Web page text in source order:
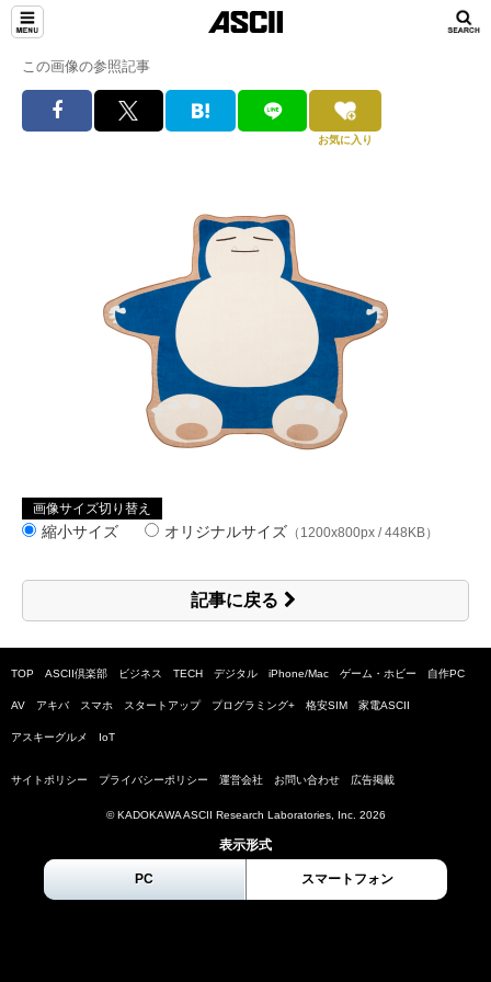
この画像の参照記事
お気に入り
画像サイズ切り替え
縮小サイズ オリジナルサイズ （1200x800px / 448KB）
記事に戻る
TOP ASCII倶楽部 ビジネス TECH デジタル iPhone/Mac ゲーム・ホビー 自作PC
AV アキバ スマホ スタートアップ プログラミング+ 格安SIM 家電ASCII
アスキーグルメ IoT
サイトポリシー プライバシーポリシー 運営会社 お問い合わせ 広告掲載
© KADOKAWA ASCII Research Laboratories, Inc. 2026
表示形式
PC スマートフォン